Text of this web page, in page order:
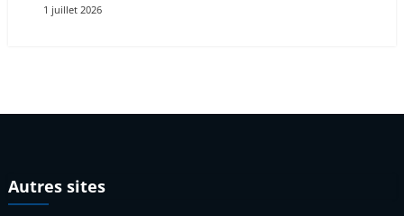
1 juillet 2026
Autres sites